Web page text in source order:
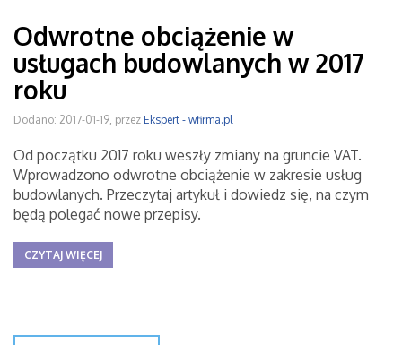
Odwrotne obciążenie w
usługach budowlanych w 2017
roku
Dodano: 2017-01-19, przez Ekspert - wfirma.pl
Od początku 2017 roku weszły zmiany na gruncie VAT.
Wprowadzono odwrotne obciążenie w zakresie usług
budowlanych. Przeczytaj artykuł i dowiedz się, na czym
będą polegać nowe przepisy.
CZYTAJ WIĘCEJ